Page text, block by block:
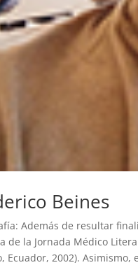
Beines
Además de resultar
de la Jornada Médico
Ecuador, 2002). Asimismo,